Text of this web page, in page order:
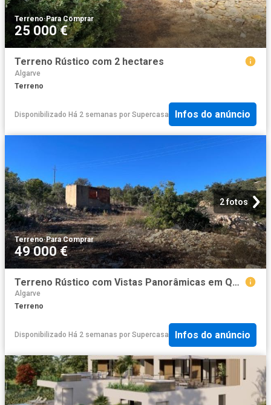
Terreno·Para Comprar
25 000 €
Terreno Rústico com 2 hectares
Algarve
Terreno
Disponibilizado Há 2 semanas por Supercasa Infos do anúncio
2 fotos
Terreno·Para Comprar
49 000 €
Terreno Rústico com Vistas Panorâmicas em Querença, Loulé
Algarve
Terreno
Disponibilizado Há 2 semanas por Supercasa Infos do anúncio